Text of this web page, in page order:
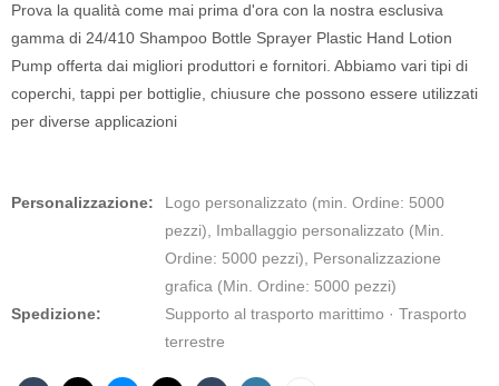
Prova la qualità come mai prima d'ora con la nostra esclusiva
gamma di 24/410 Shampoo Bottle Sprayer Plastic Hand Lotion
Pump offerta dai migliori produttori e fornitori. Abbiamo vari tipi di
coperchi, tappi per bottiglie, chiusure che possono essere utilizzati
per diverse applicazioni
Personalizzazione:
Logo personalizzato (min. Ordine: 5000
pezzi), Imballaggio personalizzato (Min.
Ordine: 5000 pezzi), Personalizzazione
grafica (Min. Ordine: 5000 pezzi)
Spedizione:
Supporto al trasporto marittimo · Trasporto
terrestre